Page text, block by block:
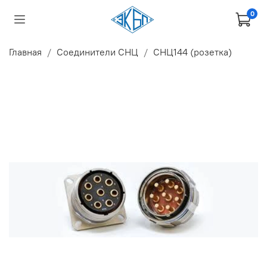
0
Главная Соединители СНЦ СНЦ144 (розетка)